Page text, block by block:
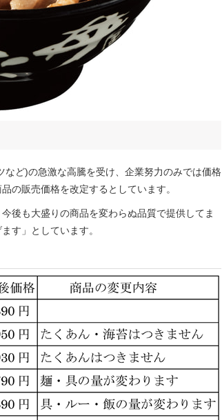
ど)の急激な高騰を受け、企業努力のみでは価格
の販売価格を改定するとしています。
後も大盛りの商品を変わらぬ品質で提供してま
す」としています。